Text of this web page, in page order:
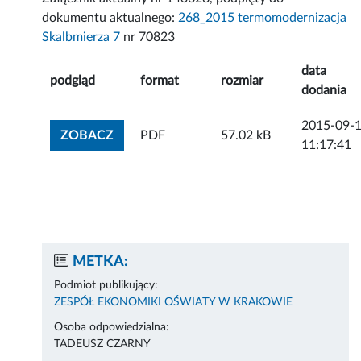
dokumentu aktualnego: 268_2015 termomodernizacja
Skalbmierza 7 nr 70823
podgląd format rozmiar
data
dodania
ZOBACZZOBACZ ZAŁĄCZNIK
PDF 57.02 kB
2015-09-
11:17:41
METKA:
Podmiot publikujący:
ZESPÓŁ EKONOMIKI OŚWIATY W KRAKOWIE
Osoba odpowiedzialna:
TADEUSZ CZARNY